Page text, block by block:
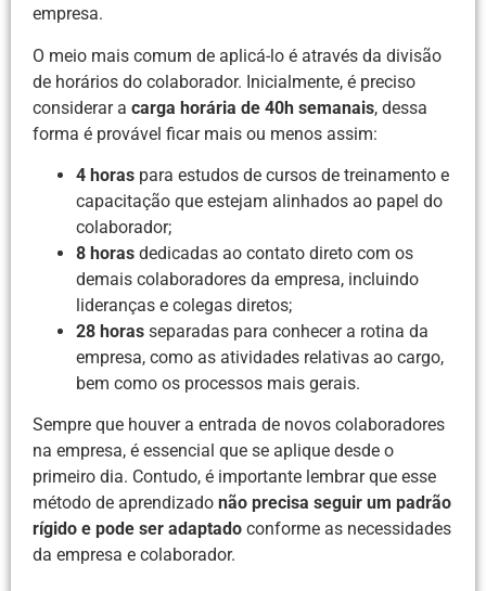
empresa.
O meio mais comum de aplicá-lo é através da divisão
de horários do colaborador. Inicialmente, é preciso
considerar a carga horária de 40h semanais, dessa
forma é provável ficar mais ou menos assim:
4 horas para estudos de cursos de treinamento e
capacitação que estejam alinhados ao papel do
colaborador;
8 horas dedicadas ao contato direto com os
demais colaboradores da empresa, incluindo
lideranças e colegas diretos;
28 horas separadas para conhecer a rotina da
empresa, como as atividades relativas ao cargo,
bem como os processos mais gerais.
Sempre que houver a entrada de novos colaboradores
na empresa, é essencial que se aplique desde o
primeiro dia. Contudo, é importante lembrar que esse
método de aprendizado não precisa seguir um padrão
rígido e pode ser adaptado conforme as necessidades
da empresa e colaborador.